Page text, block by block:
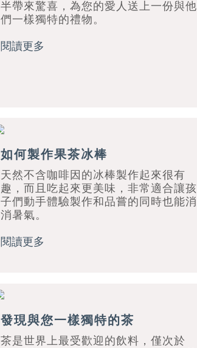
半帶來驚喜，為您的愛人送上一份與他
們一樣獨特的禮物。
閱讀更多
如何製作果茶冰棒
天然不含咖啡因的冰棒製作起來很有
趣，而且吃起來更美味，非常適合讓孩
子們動手體驗製作和品嘗的同時也能消
消暑氣。
閱讀更多
發現與您一樣獨特的茶
茶是世界上最受歡迎的飲料，僅次於